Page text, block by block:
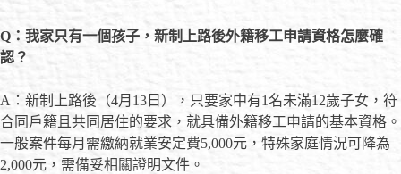
Q：我家只有一個孩子，新制上路後外籍移工申請資格怎麼確
認？
A：新制上路後（4月13日），只要家中有1名未滿12歲子女，符
合同戶籍且共同居住的要求，就具備外籍移工申請的基本資格。
一般案件每月需繳納就業安定費5,000元，特殊家庭情況可降為
2,000元，需備妥相關證明文件。